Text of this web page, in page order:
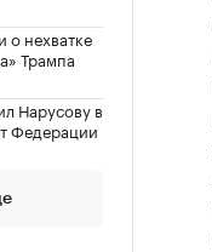
о нехватке
Трампа
Нарусову в
Федерации